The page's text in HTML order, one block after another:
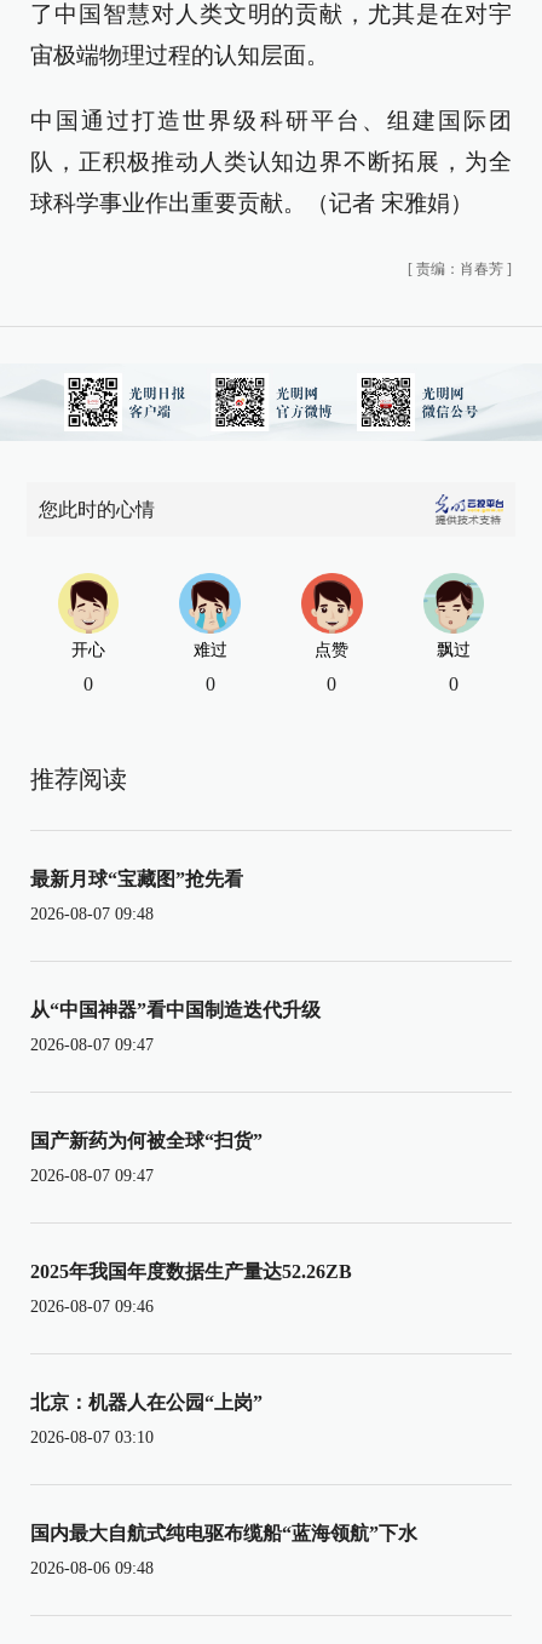
了中国智慧对人类文明的贡献，尤其是在对宇
宙极端物理过程的认知层面。
中国通过打造世界级科研平台、组建国际团
队，正积极推动人类认知边界不断拓展，为全
球科学事业作出重要贡献。（记者 宋雅娟）
[ 责编：肖春芳 ]
您此时的心情
开心
0
难过
0
点赞
0
飘过
0
推荐阅读
最新月球“宝藏图”抢先看
2026-08-07 09:48
从“中国神器”看中国制造迭代升级
2026-08-07 09:47
国产新药为何被全球“扫货”
2026-08-07 09:47
2025年我国年度数据生产量达52.26ZB
2026-08-07 09:46
北京：机器人在公园“上岗”
2026-08-07 03:10
国内最大自航式纯电驱布缆船“蓝海领航”下水
2026-08-06 09:48